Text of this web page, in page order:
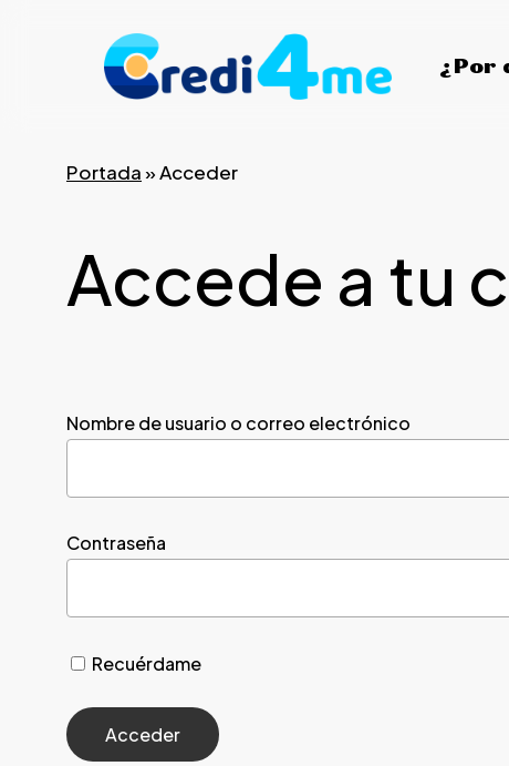
¿Por
Portada»Acceder
Accede a tu
Nombre de usuario o correo electrónico
Contraseña
Recuérdame